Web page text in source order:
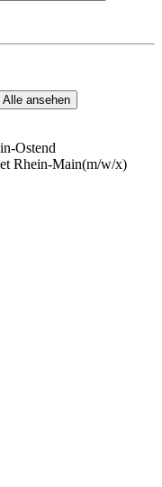
Alle ansehen
Ostend
Rhein-Main(m/w/x)